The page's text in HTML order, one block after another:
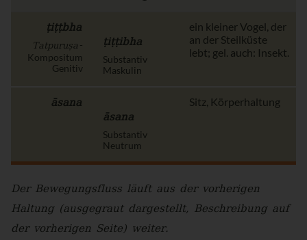
ṭiṭṭbha
Tatpuruṣa -
Kompositum
Genitiv
ṭiṭṭibha
Substantiv
Maskulin
ein kleiner Vogel, der
an der Steilküste
lebt; gel. auch: Insekt.
āsana
āsana
Substantiv
Neutrum
Sitz, Körperhaltung
Der Bewegungsfluss läuft aus der vorherigen
Haltung (ausgegraut dargestellt, Beschreibung auf
der vorherigen Seite) weiter.